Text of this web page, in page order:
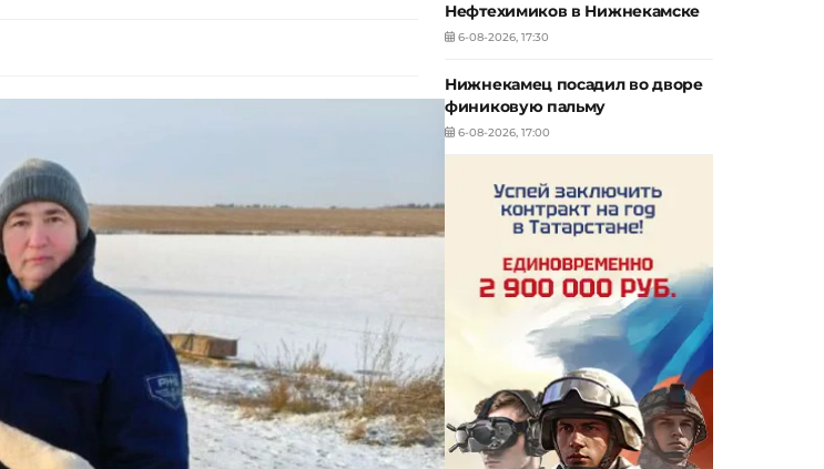
Нефтехимиков в Нижнекамске
6-08-2026, 17:30
Нижнекамец посадил во дворе
финиковую пальму
6-08-2026, 17:00